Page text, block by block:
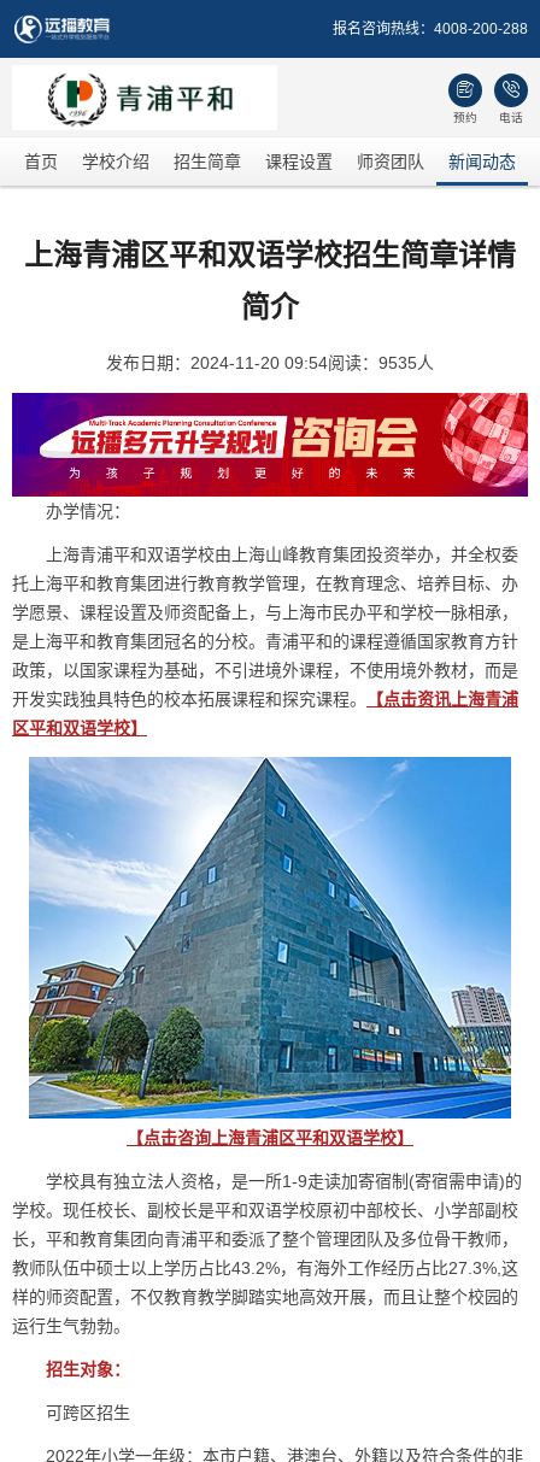
报名咨询热线： 4008-200-288

预约

电话
首页 学校介绍 招生简章 课程设置 师资团队 新闻动态
上海青浦区平和双语学校招生简章详情
简介
发布日期：2024-11-20 09:54阅读：9535人
办学情况：
上海青浦平和双语学校由上海山峰教育集团投资举办，并全权委
托上海平和教育集团进行教育教学管理，在教育理念、培养目标、办
学愿景、课程设置及师资配备上，与上海市民办平和学校一脉相承，
是上海平和教育集团冠名的分校。青浦平和的课程遵循国家教育方针
政策，以国家课程为基础，不引进境外课程，不使用境外教材，而是
开发实践独具特色的校本拓展课程和探究课程。
【点击资讯上海青浦
区平和双语学校】
【点击咨询上海青浦区平和双语学校】
学校具有独立法人资格，是一所1-9走读加寄宿制(寄宿需申请)的
学校。现任校长、副校长是平和双语学校原初中部校长、小学部副校
长，平和教育集团向青浦平和委派了整个管理团队及多位骨干教师，
教师队伍中硕士以上学历占比43.2%，有海外工作经历占比27.3%,这
样的师资配置，不仅教育教学脚踏实地高效开展，而且让整个校园的
运行生气勃勃。
招生对象：
可跨区招生
2022年小学一年级：本市户籍、港澳台、外籍以及符合条件的非